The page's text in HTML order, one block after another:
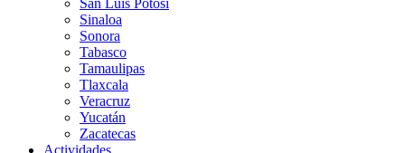
San Luis Potosí
Sinaloa
Sonora
Tabasco
Tamaulipas
Tlaxcala
Veracruz
Yucatán
Zacatecas
Actividades